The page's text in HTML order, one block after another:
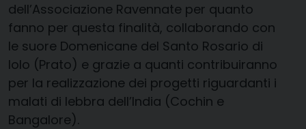
dell’Associazione Ravennate per quanto
fanno per questa finalità, collaborando con
le suore Domenicane del Santo Rosario di
Iolo (Prato) e grazie a quanti contribuiranno
per la realizzazione dei progetti riguardanti i
malati di lebbra dell’India (Cochin e
Bangalore).